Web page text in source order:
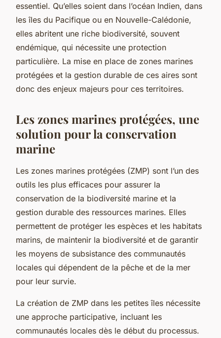
essentiel. Qu’elles soient dans l’océan Indien, dans
les îles du Pacifique ou en Nouvelle-Calédonie,
elles abritent une riche biodiversité, souvent
endémique, qui nécessite une protection
particulière. La mise en place de zones marines
protégées et la gestion durable de ces aires sont
donc des enjeux majeurs pour ces territoires.
Les zones marines protégées, une
solution pour la conservation
marine
Les zones marines protégées (ZMP) sont l’un des
outils les plus efficaces pour assurer la
conservation de la biodiversité marine et la
gestion durable des ressources marines. Elles
permettent de protéger les espèces et les habitats
marins, de maintenir la biodiversité et de garantir
les moyens de subsistance des communautés
locales qui dépendent de la pêche et de la mer
pour leur survie.
La création de ZMP dans les petites îles nécessite
une approche participative, incluant les
communautés locales dès le début du processus.